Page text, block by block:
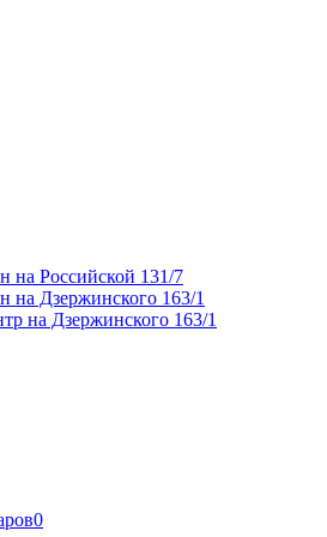
на Российской 131/7
на Дзержинского 163/1
на Дзержинского 163/1
0